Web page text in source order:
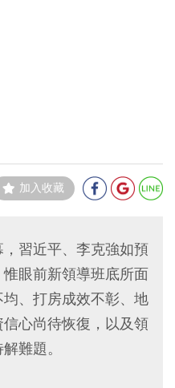
加入收藏
習近平、李克強如預
眼前新領導班底所面
、打房成效不彰、地
心尚待恢復，以及領
難題。